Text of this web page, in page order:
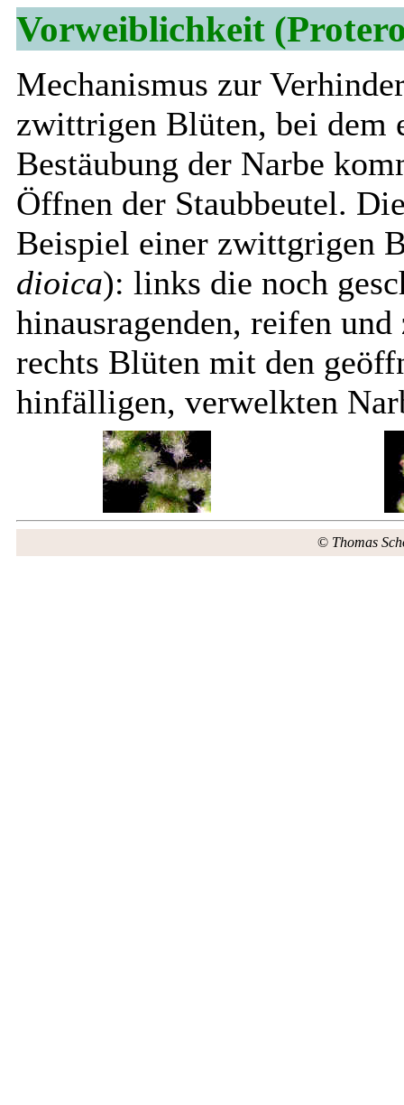
Vorweiblichkeit
Mechanismus zur
zwittrigen Blüten, bei dem
Bestäubung der Narbe
Öffnen der Staubbeutel.
Beispiel einer zwittgrigen
dioica): links die noch
hinausragenden, reifen
rechts Blüten mit den
hinfälligen, verwelkten
© Thomas